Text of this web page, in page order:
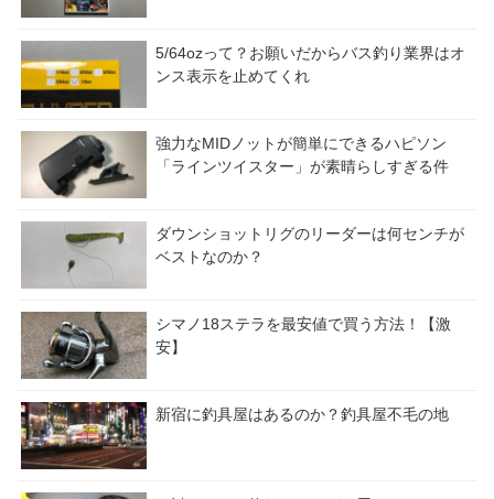
5/64ozって？お願いだからバス釣り業界はオ
ンス表示を止めてくれ
強力なMIDノットが簡単にできるハピソン
「ラインツイスター」が素晴らしすぎる件
ダウンショットリグのリーダーは何センチが
ベストなのか？
シマノ18ステラを最安値で買う方法！【激
安】
新宿に釣具屋はあるのか？釣具屋不毛の地